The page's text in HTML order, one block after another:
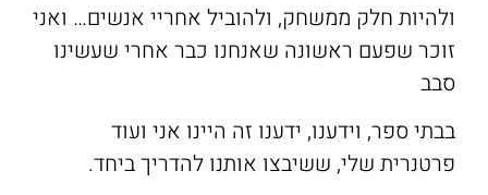
ולהיות חלק ממשחק, ולהוביל אחריי אנשים… ואני
זוכר שפעם ראשונה שאנחנו כבר אחרי שעשינו
סבב
בבתי ספר, וידענו, ידענו זה היינו אני ועוד
פרטנרית שלי, ששיבצו אותנו להדריך ביחד.